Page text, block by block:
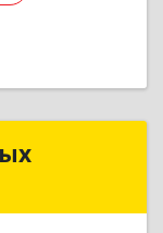
данных